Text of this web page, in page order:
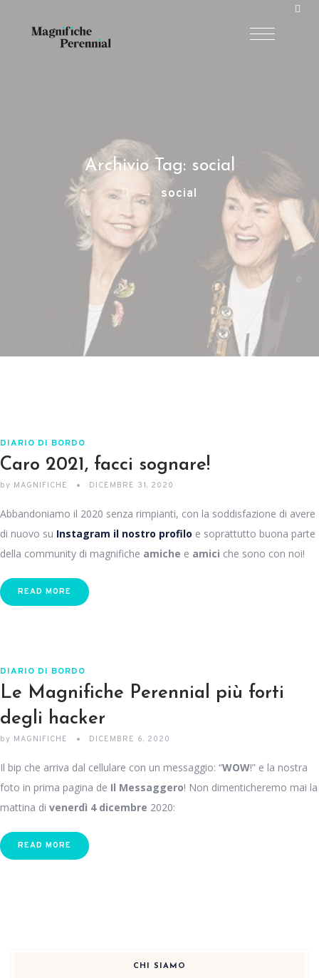
Archivio Tag: social
→ social
DIARIO DI BORDO
Caro 2021, facci sognare!
by MAGNIFICHE DICEMBRE 31, 2020
Abbandoniamo il 2020 senza rimpianti, con la soddisfazione di avere
di nuovo su Instagram il nostro profilo e soprattutto buona parte
della community di magnifiche amiche e amici che sono con noi!
READ MORE
DIARIO DI BORDO
Le Magnifiche Perennial più forti
degli hacker
by MAGNIFICHE DICEMBRE 6, 2020
Il bip che arriva dal cellulare con un messaggio: “WOW!” e la nostra
foto in prima pagina de Il Messaggero! Non dimenticheremo mai la
mattina di venerdì 4 dicembre 2020:
READ MORE
CHI SIAMO